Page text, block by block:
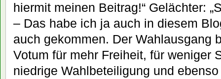
hiermit meinen Beitrag!“ Gelächter:
– Das habe ich ja auch in diesem
auch gekommen. Der Wahlausgang
Votum für mehr Freiheit, für weniger
niedrige Wahlbeteiligung und